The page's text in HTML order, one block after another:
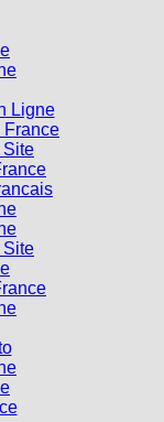
Ligne
France
Site
Site